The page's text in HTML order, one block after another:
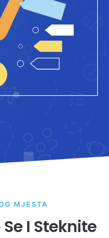
MJESTA
I Steknite